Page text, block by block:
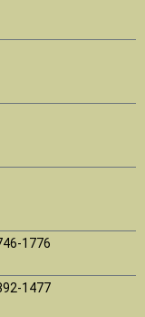
1776
1477